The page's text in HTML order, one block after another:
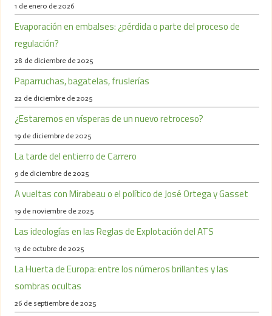
1 de enero de 2026
Evaporación en embalses: ¿pérdida o parte del proceso de
regulación?
28 de diciembre de 2025
Paparruchas, bagatelas, fruslerías
22 de diciembre de 2025
¿Estaremos en vísperas de un nuevo retroceso?
19 de diciembre de 2025
La tarde del entierro de Carrero
9 de diciembre de 2025
A vueltas con Mirabeau o el político de José Ortega y Gasset
19 de noviembre de 2025
Las ideologías en las Reglas de Explotación del ATS
13 de octubre de 2025
La Huerta de Europa: entre los números brillantes y las
sombras ocultas
26 de septiembre de 2025